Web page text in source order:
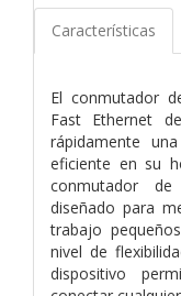
Características
El conmutador
Fast Ethernet
rápidamente
eficiente en su
conmutador
diseñado para
trabajo
nivel de
dispositivo